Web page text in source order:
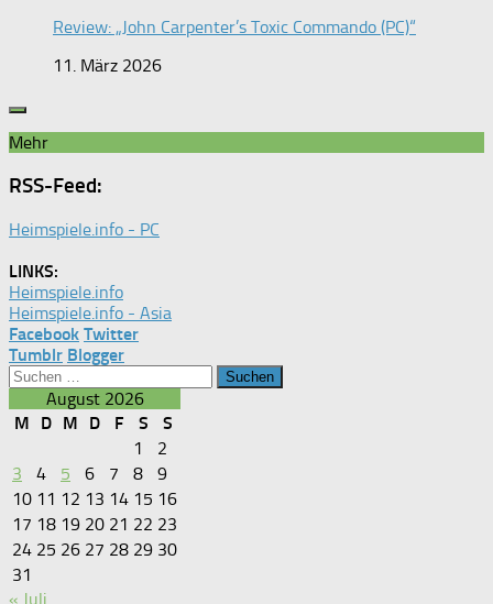
Review: „John Carpenter’s Toxic Commando (PC)“
11. März 2026
Mehr
RSS-Feed:
Heimspiele.info - PC
LINKS:
Heimspiele.info
Heimspiele.info - Asia
Facebook Twitter
Tumblr Blogger
Suchen
nach:August 2026
M
D M D F S
S
1
2
3
4 5 6 7 8
9
10 11 12 13 14 15 16
17 18 19 20 21 22 23
24 25 26 27 28 29 30
31
« Juli